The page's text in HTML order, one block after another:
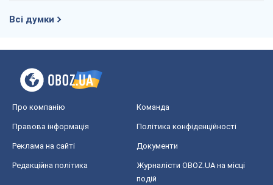
Всі думки
Про компанію Команда
Правова інформація Політика конфіденційності
Реклама на сайті Документи
Редакційна політика
Журналісти OBOZ.UA на місці
подій